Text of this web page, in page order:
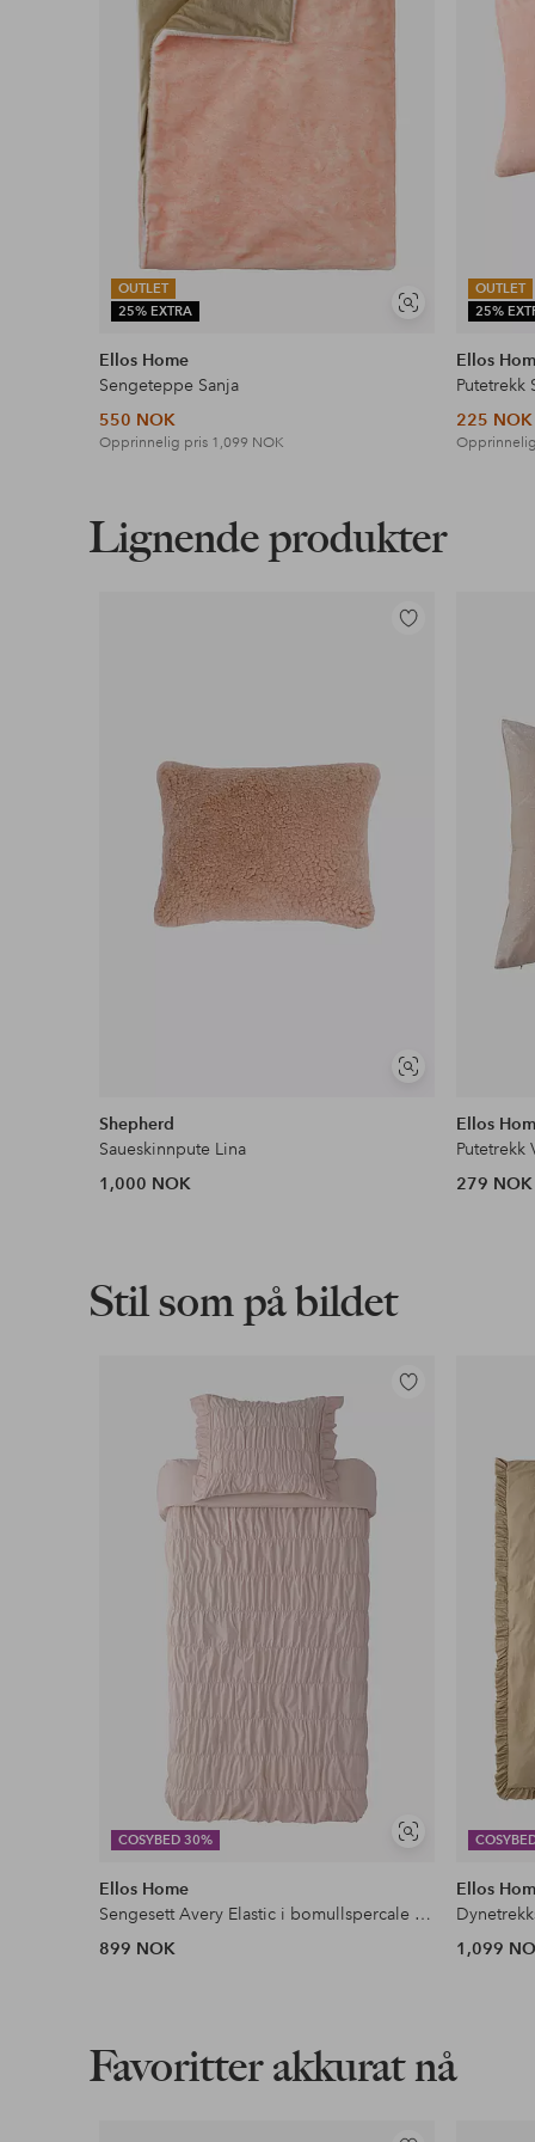
OUTLET
25% EXTRA
Vis
Ellos Home
Sengeteppe Sanja
550 NOK
Opprinnelig pris 1,099 NOK
OUTLET
25%
Ellos
Putetrekk
225 NOK
Lignende produkter
Vis
Legg
Shepherd
Saueskinnpute Lina
1,000 NOK
Ellos
Putetrekk
279 NOK
Stil som på bildet
COSYBED 30%
Vis
Legg
Ellos Home
Sengesett Avery Elastic i bomullspercale 2 eller 3 stykker
899 NOK
Ellos
1,099
Favoritter akkurat nå